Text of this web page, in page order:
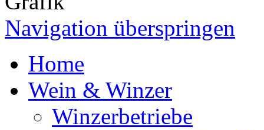
Navigation überspringen
Home
Wein & Winzer
Winzerbetriebe